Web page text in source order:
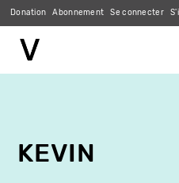
Donation Abonnement Se connecter
KEVIN